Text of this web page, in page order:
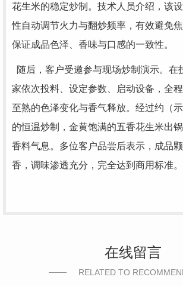
花生米的稳定炒制。技术人员介绍，该
性自动调节火力与翻炒频率，有效避免
保证成品色泽、香味与口感的一致性。
随后，客户受邀参与现场炒制演示。在
家依次投料、设定参数、启动设备，全
至熟的色泽变化与香气释放。经过约（
的恒温炒制，金黄饱满的五香花生米出
香料气息。多位客户品尝后表示，成品
香，调味渗透充分，完全达到商用标准。
在线留言
RELATED TO